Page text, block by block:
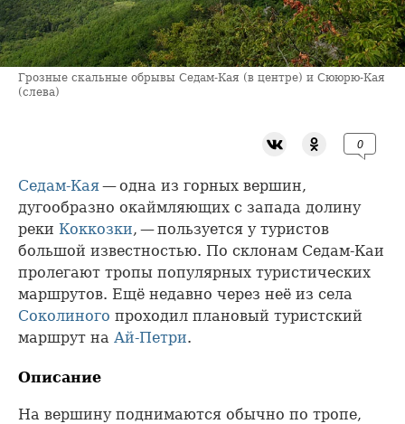
Грозные скальные обрывы Седам-Кая (в центре) и Сююрю-Кая
(слева)
0
Седам-Кая— одна из горных вершин,
дугообразно окаймляющих с запада долину
реки Коккозки, — пользуется у туристов
большой известностью. По склонам Седам-Каи
пролегают тропы популярных туристических
маршрутов. Ещё недавно через неё из села
Соколиного проходил плановый туристский
маршрут на Ай-Петри.
Описание
На вершину поднимаются обычно по тропе,